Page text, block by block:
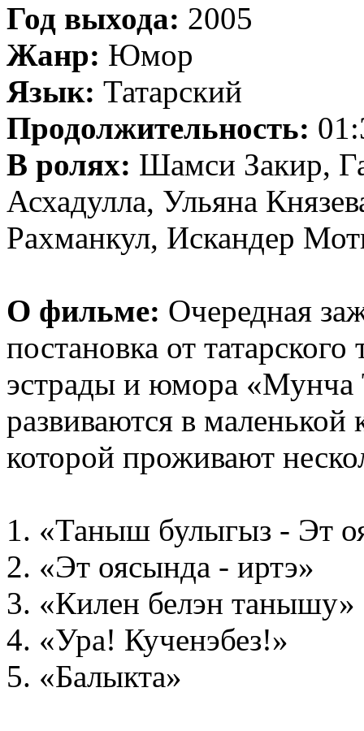
Год выхода: 2005
Жанр: Юмор
Язык: Татарский
Продолжительность:
В ролях: Шамси Закир,
Асхадулла, Ульяна
Рахманкул, Искандер
О фильме: Очередная
постановка от татарского
эстрады и юмора «Мунча
развиваются в
которой проживают
1. «Таныш булыгыз - Эт
2. «Эт оясында - иртэ»
3. «Килен белэн танышу»
4. «Ура! Кученэбез!»
5. «Балыкта»